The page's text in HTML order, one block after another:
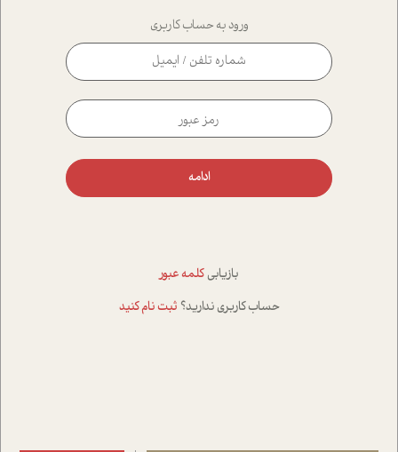
ورود به حساب کاربری
ادامه
بازیابی کلمه عبور
حساب کاربری ندارید؟ ثبت نام کنید